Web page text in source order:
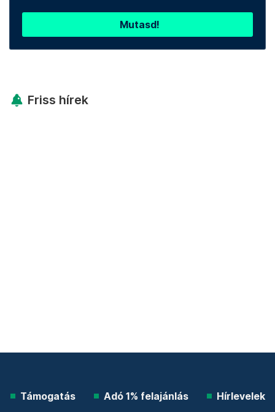
Mutasd!
Friss hírek
Támogatás Adó 1% felajánlás Hírlevelek